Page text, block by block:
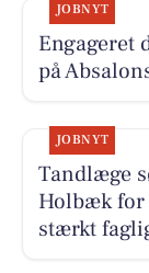
JOBNYT
Engageret
på
JOBNYT
Tandlæge
Holbæk for
stærkt